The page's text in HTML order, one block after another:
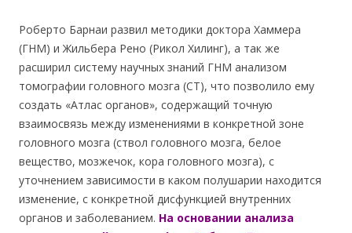
Роберто Барнаи развил методики доктора Хаммера
(ГНМ) и Жильбера Рено (Рикол Хилинг), а так же
расширил систему научных знаний ГНМ анализом
томографии головного мозга (СТ), что позволило ему
создать «Атлас органов», содержащий точную
взаимосвязь между изменениями в конкретной зоне
головного мозга (ствол головного мозга, белое
вещество, мозжечок, кора головного мозга), с
уточнением зависимости в каком полушарии находится
изменение, с конкретной дисфункцией внутренних
органов и заболеванием. На основании анализа